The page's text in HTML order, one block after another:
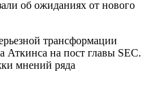
трансформации
Аткинса на пост главы SEC.
мнений ряда